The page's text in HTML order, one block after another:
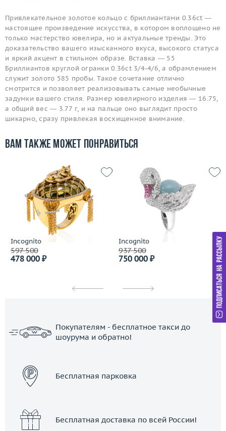
Привлекательное золотое кольцо с бриллиантами 0.36ct —
настоящее произведение искусства, в котором воплощено не
только мастерство ювелира, но и актуальные тренды. Это
доказательство вашего изысканного вкуса, высокого статуса
и яркий акцент в стильном образе. Вставка — 55
Бриллиантов круглой огранки 0.36ct 3/4-4/6, а обрамлением
служит золото 585 пробы. Такое сочетание отлично
смотрится и позволяет реализовывать самые необычные
задумки вашего стиля. Размер ювелирного изделия — 16.75,
а общий вес — 3.77 г, и на пальце оно выглядит просто
шикарно, сразу привлекая восхищенное внимание.
Вам также может понравиться
Incognito
597 500
478 000 ₽
Incognito
937 500
750 000 ₽
Покупателям - бесплатное такси до
шоурума и обратно!
Бесплатная парковка
Бесплатная доставка по всей России!